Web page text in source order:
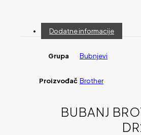
Dodatne informacije
Grupa Bubnjevi
Proizvođač Brother
BUBANJ